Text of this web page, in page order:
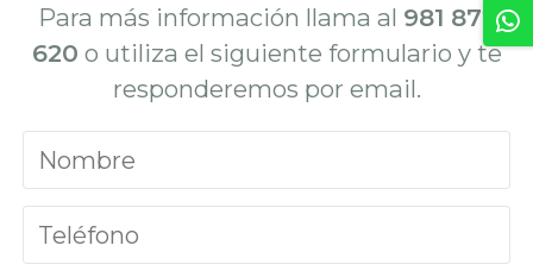
Para más información llama al 981 872
620 o utiliza el siguiente formulario y te
responderemos por email.